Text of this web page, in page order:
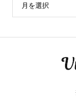
月を選択